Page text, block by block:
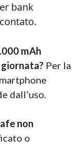
bank
mAh
Per la
dall’uso.
non
o